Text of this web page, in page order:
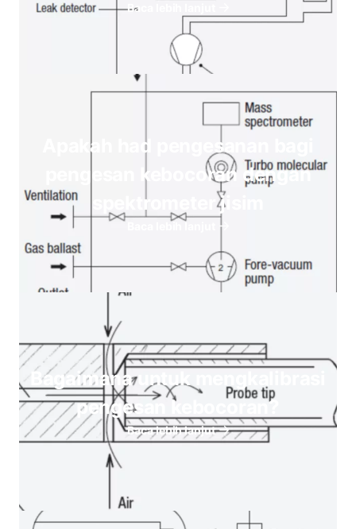
Baca lebih lanjut
Apakah had pengesanan bagi
pengesan kebocoran dengan
spektrometer jisim
Baca lebih lanjut
Bagaimana untuk mengkalibrasi
pengesan kebocoran?
Baca lebih lanjut